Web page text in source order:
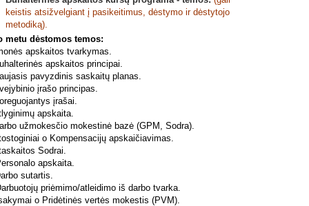
keistis atsižvelgiant į pasikeitimus, dėstymo ir dėstytojo
metodiką).
metu dėstomos temos:
apskaitos tvarkymas.
apskaitos principai.
pavyzdinis saskaitų planas.
įrašo principas.
įrašai.
apskaita.
užmokesčio mokestinė bazė (GPM, Sodra).
o Kompensacijų apskaičiavimas.
Sodrai.
apskaita.
sutartis.
priėmimo/atleidimo iš darbo tvarka.
o Pridėtinės vertės mokestis (PVM).